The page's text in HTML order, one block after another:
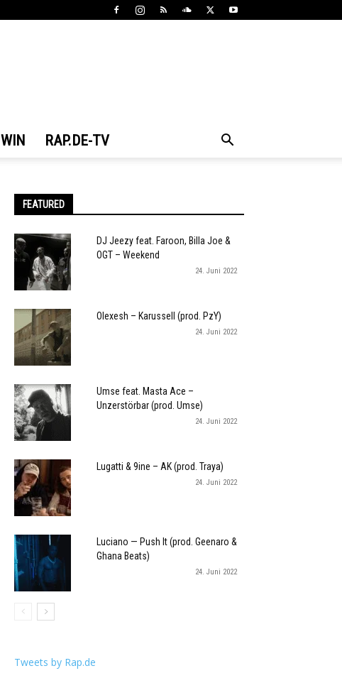
WIN RAP.DE-TV
FEATURED
DJ Jeezy feat. Faroon, Billa Joe &
OGT – Weekend
24. Juni 2022
Olexesh – Karussell (prod. PzY)
24. Juni 2022
Umse feat. Masta Ace –
Unzerstörbar (prod. Umse)
24. Juni 2022
Lugatti & 9ine – AK (prod. Traya)
24. Juni 2022
Luciano — Push It (prod. Geenaro &
Ghana Beats)
24. Juni 2022
Tweets by Rap.de